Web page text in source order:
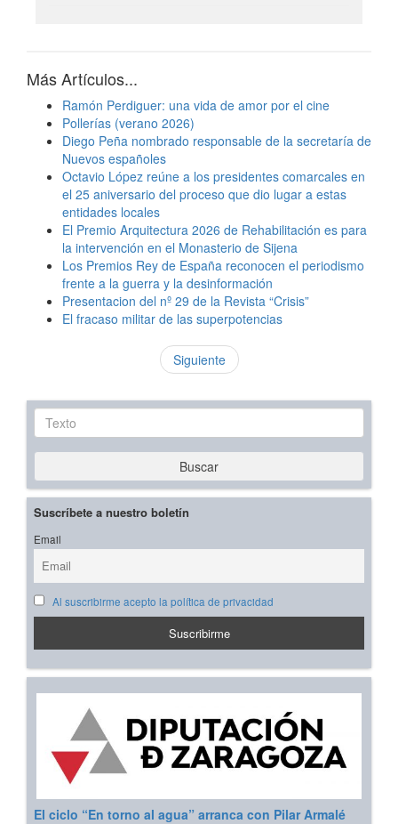
Más Artículos...
Ramón Perdiguer: una vida de amor por el cine
Pollerías (verano 2026)
Diego Peña nombrado responsable de la secretaría de
Nuevos españoles
Octavio López reúne a los presidentes comarcales en
el 25 aniversario del proceso que dio lugar a estas
entidades locales
El Premio Arquitectura 2026 de Rehabilitación es para
la intervención en el Monasterio de Sijena
Los Premios Rey de España reconocen el periodismo
frente a la guerra y la desinformación
Presentacion del nº 29 de la Revista “Crisis”
El fracaso militar de las superpotencias
Siguiente
Texto
Buscar
Suscríbete a nuestro boletín
Email
Al suscribirme acepto la política de privacidad
El ciclo “En torno al agua” arranca con Pilar Armalé